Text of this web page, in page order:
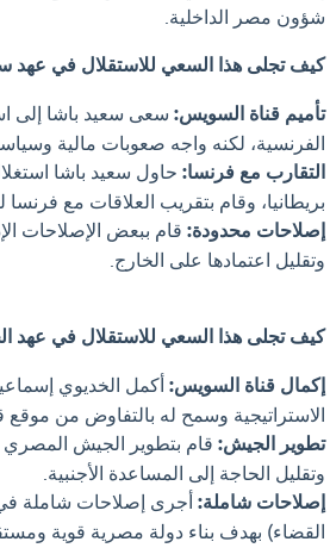
شؤون مصر الداخلية.
كيف تجلى هذا السعي للاستقلال في عهد
تأميم قناة السويس: سعى سعيد باشا إلى
الفرنسية، لكنه واجه صعوبات مالية
التقارب مع فرنسا: حاول سعيد باشا
بريطانيا، وقام بتقريب العلاقات مع
إصلاحات محدودة: قام ببعض الإصلاحات
وتقليل اعتمادها على الخارج.
كيف تجلى هذا السعي للاستقلال في عهد
إكمال قناة السويس: أكمل الخديوي
الاستراتيجية وسمح له بالتفاوض من موقع
تطوير الجيش: قام بتطوير الجيش المصري
وتقليل الحاجة إلى المساعدة الأجنبية.
إصلاحات شاملة: أجرى إصلاحات شاملة في
القضاء) بهدف بناء دولة مصرية قوية